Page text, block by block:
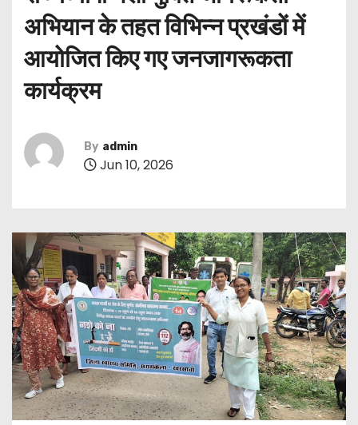
अभियान के तहत विभिन्न प्रखंडों में
आयोजित किए गए जनजागरूकता
कार्यक्रम
By admin
Jun 10, 2026